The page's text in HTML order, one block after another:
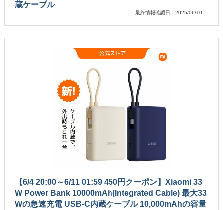
蔵ケーブル
最終情報確認日：2025/06/10
【6/4 20:00～6/11 01:59 450円クーポン】Xiaomi 33
W Power Bank 10000mAh(Integrated Cable) 最大33
Wの急速充電 USB-C内蔵ケーブル 10,000mAhの容量